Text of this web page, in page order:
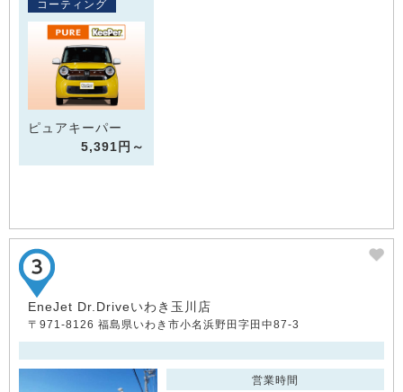
コーティング
ピュアキーパー
5,391円～
EneJet Dr.Driveいわき玉川店
〒971-8126 福島県いわき市小名浜野田字田中87-3
営業時間